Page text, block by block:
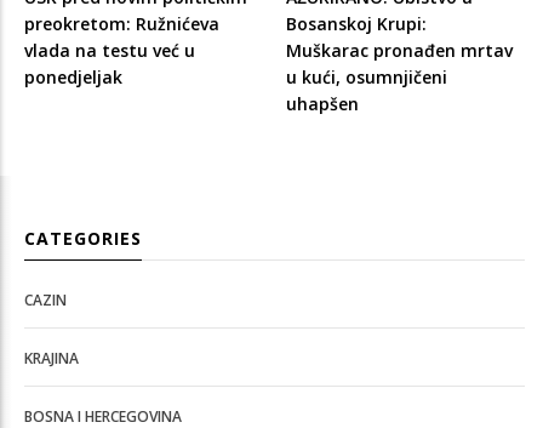
preokretom: Ružnićeva
vlada na testu već u
ponedjeljak
Bosanskoj Krupi:
Muškarac pronađen mrtav
u kući, osumnjičeni
uhapšen
CATEGORIES
CAZIN
KRAJINA
BOSNA I HERCEGOVINA